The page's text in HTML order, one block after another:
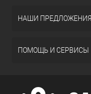
НАШИ ПРЕДЛОЖЕНИЯ
ПОМОЩЬ И СЕРВИСЫ